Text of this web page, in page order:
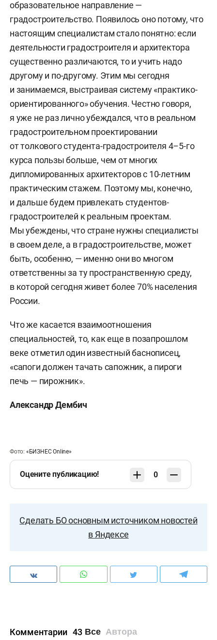
образовательное направление —
градостроительство. Появилось оно потому, что
настоящим специалистам стало понятно: если
деятельности градостроителя и архитектора
существенно различаются, то и учить надо
другому и по-другому. Этим мы сегодня
и занимаемся, выстраивая систему «практико-
ориентированного» обучения. Честно говоря,
я уже не раз лично убеждался, что в реальном
градостроительном проектировании
от толкового студента-градостроителя 4–5-го
курса пользы больше, чем от многих
дипломированных архитекторов с 10-летним
практическим стажем. Поэтому мы, конечно,
и дальше будем привлекать студентов-
градостроителей к реальным проектам.
Мы убеждены, что стране нужны специалисты
в своем деле, а в градостроительстве, может
быть, особенно, — именно они во многом
ответственны за ту пространственную среду,
в которой сегодня живет более 70% населения
России.
Что же касается взаимоотношения
специальностей, то, как еще в позапрошлом
веке отметил один известный баснописец,
«сапоги должен тачать сапожник, а пироги
печь — пирожник».
Александр Дембич
Фото: «БИЗНЕС Online»
Оцените публикацию! 0
Сделать БО основным источником новостей
в Яндексе
Комментарии 43 Все Автора